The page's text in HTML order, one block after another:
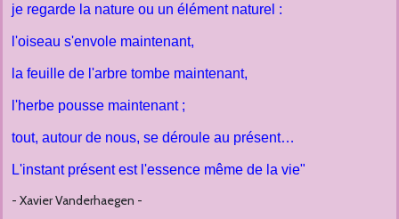
je regarde la nature ou un élément naturel :
l'oiseau s'envole maintenant,
la feuille de l'arbre tombe maintenant,
l'herbe pousse maintenant ;
tout, autour de nous, se déroule au présent…
L'instant présent est l'essence même de la vie"
- Xavier Vanderhaegen -